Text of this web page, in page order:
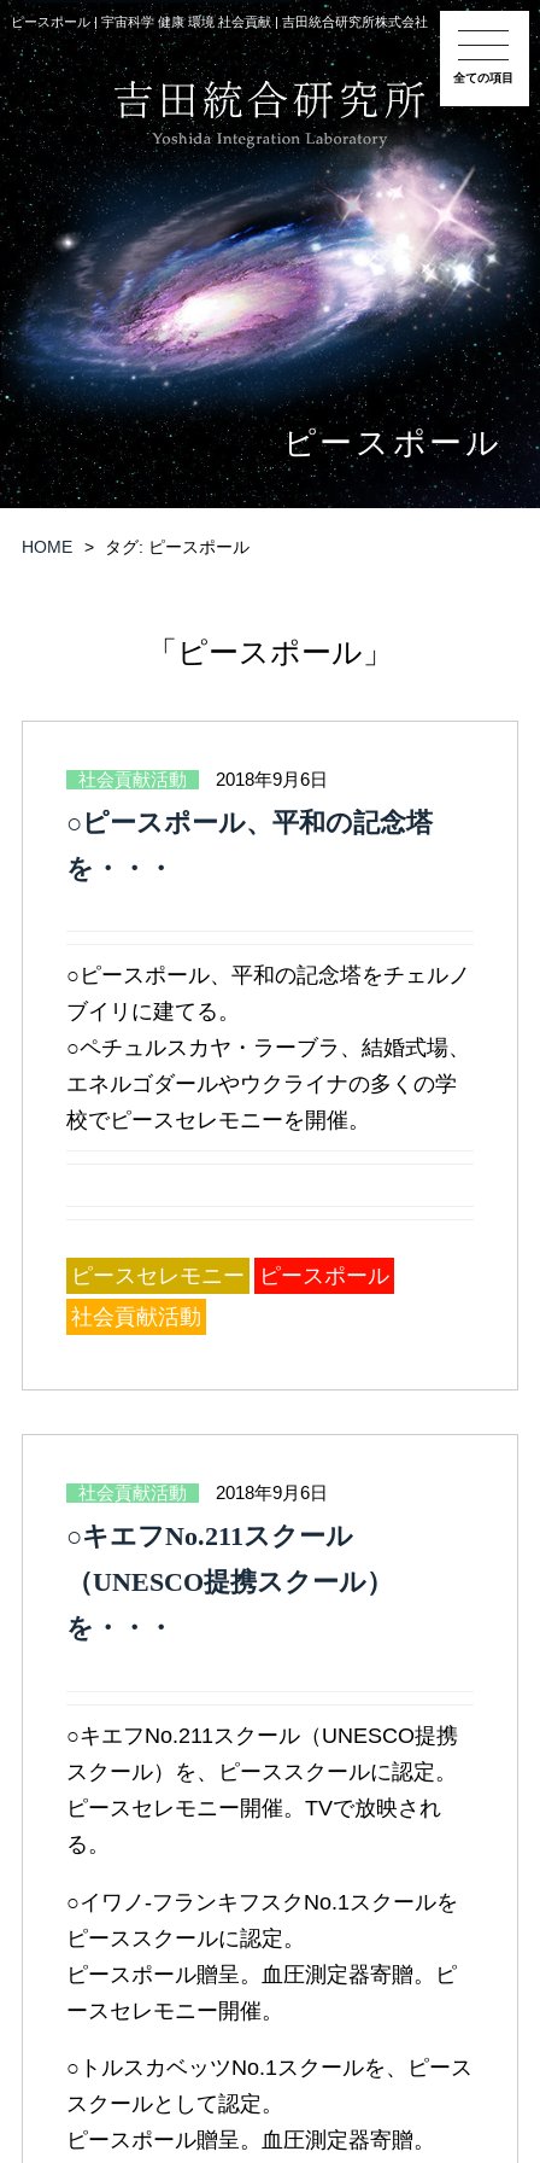
ピースポール | 宇宙科学 健康 環境 社会貢献 | 吉田統合研究所株式会社
ピースポール
HOME タグ: ピースポール
「ピースポール」
社会貢献活動 2018年9月6日
○ピースポール、平和の記念塔
を・・・
○ピースポール、平和の記念塔をチェルノ
ブイリに建てる。
○ペチュルスカヤ・ラーブラ、結婚式場、
エネルゴダールやウクライナの多くの学
校でピースセレモニーを開催。
ピースセレモニー
ピースポール
社会貢献活動
社会貢献活動 2018年9月6日
○キエフNo.211スクール
（UNESCO提携スクール）
を・・・
○キエフNo.211スクール（UNESCO提携
スクール）を、ピーススクールに認定。
ピースセレモニー開催。TVで放映され
る。
○イワノ-フランキフスクNo.1スクールを
ピーススクールに認定。
ピースポール贈呈。血圧測定器寄贈。ピ
ースセレモニー開催。
○トルスカベッツNo.1スクールを、ピース
スクールとして認定。
ピースポール贈呈。血圧測定器寄贈。
全ての項目